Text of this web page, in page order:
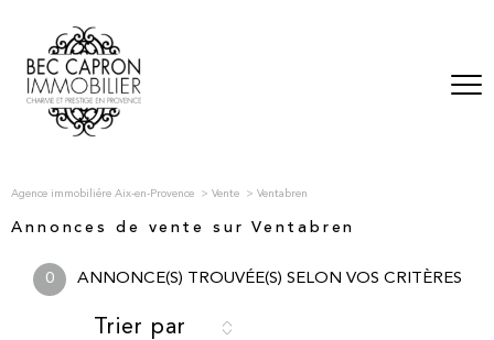
Agence immobiliére Aix-en-Provence Vente Ventabren
Annonces de vente sur Ventabren
0 ANNONCE(S) TROUVÉE(S) SELON VOS CRITÈRES
Trier par